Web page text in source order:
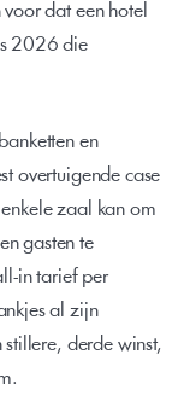
dat een hotel
2026 die
banketten en
overtuigende case
zaal kan om
gasten te
in tarief per
al zijn
stillere, derde winst,